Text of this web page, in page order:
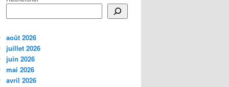
août 2026
juillet 2026
juin 2026
mai 2026
avril 2026